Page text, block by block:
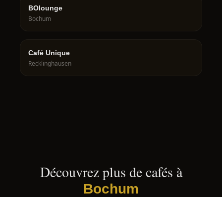
BOlounge
Bochum
Café Unique
Recklinghausen
Découvrez plus de cafés à
Bochum